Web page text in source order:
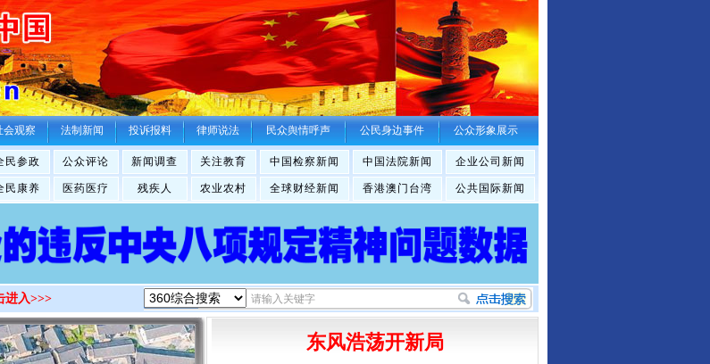
会观察 法制新闻 投诉报料 律师说法 民众舆情呼声 公民身边事件 公众形象展示
民参政 公众评论 新闻调查 关注教育 中国检察新闻 中国法院新闻 企业公司新闻
民康养 医药医疗 残疾人 农业农村 全球财经新闻 香港澳门台湾 公共国际新闻
进入>>>
东风浩荡开新局